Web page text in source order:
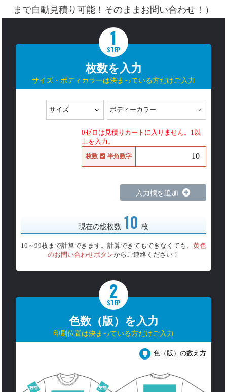
まで自動見積り可能！そのままお問い合わせ！）
1
STEP
枚数を入力
サイズ・ボディカラーは決まっている方だけご入力
0ゼロは見積りカートに入りません。1以
上を入力。
枚数 半角数字
入力欄を追加
現在の総枚数 10 枚
10～99枚まで計算できます。計算できてもできなくても、 黄色
のお問い合わせボタンからご連絡ください！
2
STEP
色数（版）を入力
印刷位置は決まっている方だけご入力
色（版）の数え方